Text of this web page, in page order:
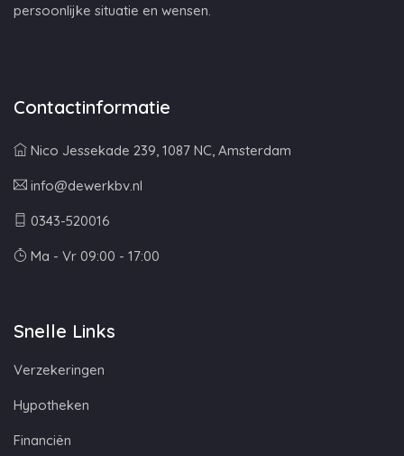
persoonlijke situatie en wensen.
Contactinformatie
Nico Jessekade 239, 1087 NC, Amsterdam
info@dewerkbv.nl
0343-520016
Ma - Vr 09:00 - 17:00
Snelle Links
Verzekeringen
Hypotheken
Financiën